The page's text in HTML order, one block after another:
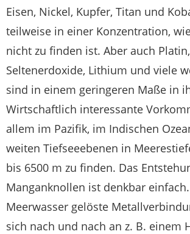
Eisen, Nickel, Kupfer, Titan und
teilweise in einer Konzentration,
nicht zu finden ist. Aber auch Platin,
Seltenerdoxide, Lithium und viele
sind in einem geringeren Maße in
Wirtschaftlich interessante
allem im Pazifik, im Indischen
weiten Tiefseeebenen in
bis 6500 m zu finden. Das
Manganknollen ist denkbar
Meerwasser gelöste
sich nach und nach an z. B. einem